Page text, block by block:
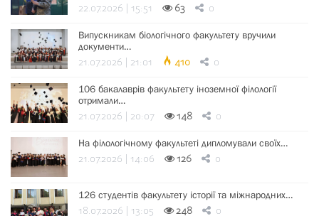
22.07.2026 | 15:51 63 0
Випускникам біологічного факультету вручили
документи…
21.07.2026 | 21:01 410 0
106 бакалаврів факультету іноземної філології
отримали…
21.07.2026 | 20:07 148 0
На філологічному факультеті дипломували своїх…
21.07.2026 | 14:06 126 0
126 студентів факультету історії та міжнародних…
18.07.2026 | 13:05 248 0